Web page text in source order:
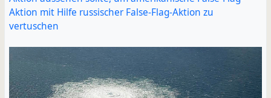
Aktion mit Hilfe russischer False-Flag-Aktion zu
vertuschen